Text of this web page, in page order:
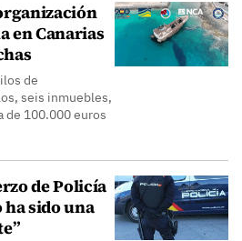
en Canarias
de
seis inmuebles,
de 100.000 euros
de Policía
sido una